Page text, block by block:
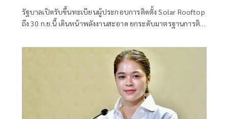
รัฐบาลเปิดรับขึ้นทะเบียนผู้ประกอบการติดตั้ง Solar Rooftop
ถึง 30 ก.ย.นี้ เดินหน้าพลังงานสะอาด ยกระดับมาตรฐานการติด